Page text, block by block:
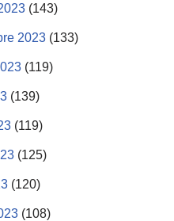
(143)
2023 (133)
(119)
(139)
(119)
(125)
(120)
(108)